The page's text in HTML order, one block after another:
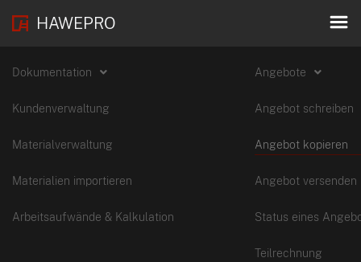
HAWEPRO
Dokumentation
Kundenverwaltung
Materialverwaltung
Materialien importieren
Arbeitsaufwände & Kalkulation
Angebote
Angebot schreiben
Angebot kopieren
Angebot versenden
Status eines
Teilrechnung